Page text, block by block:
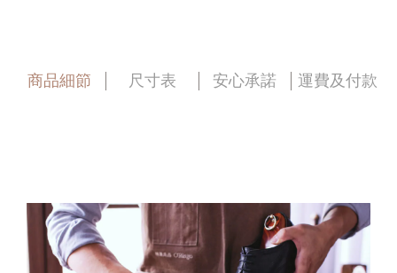
商品細節 尺寸表 安心承諾 運費及付款